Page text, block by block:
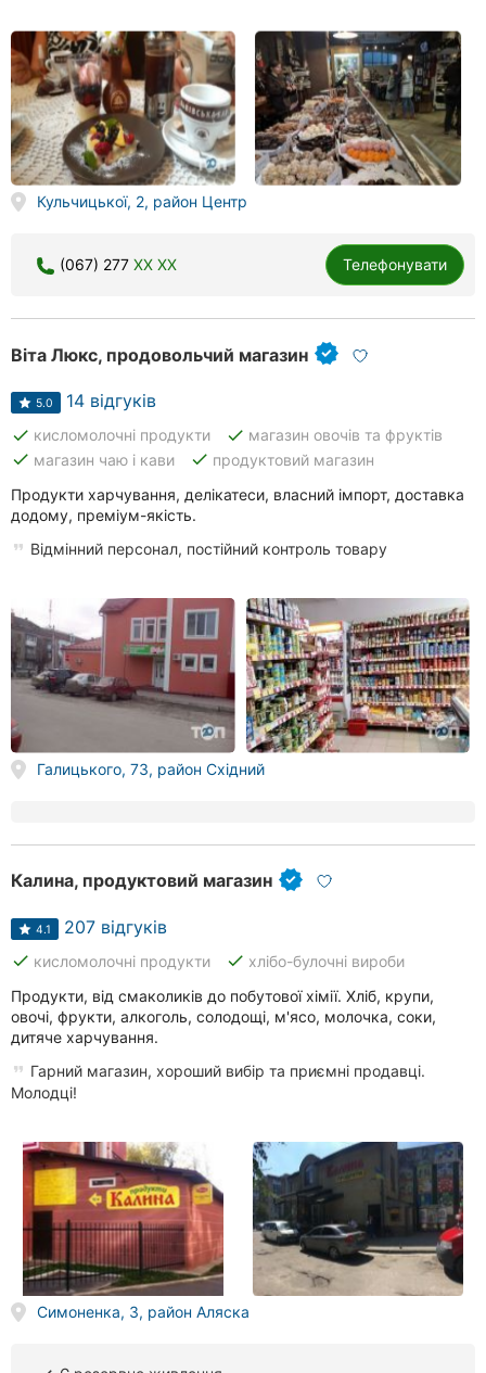
Кульчицької, 2, район Центр
(067) 277 XX XX Телефонувати
Віта Люкс, продовольчий магазин
5.0 14 відгуків
done кисломолочні продукти done магазин овочів та фруктів
done магазин чаю і кави done продуктовий магазин
Продукти харчування, делікатеси, власний імпорт, доставка
додому, преміум-якість.
Відмінний персонал, постійний контроль товару
Галицького, 73, район Східний
Калина, продуктовий магазин
4.1 207 відгуків
done кисломолочні продукти done хлібо-булочні вироби
Продукти, від смаколиків до побутової хімії. Хліб, крупи,
овочі, фрукти, алкоголь, солодощі, м'ясо, молочка, соки,
дитяче харчування.
Гарний магазин, хороший вибір та приємні продавці.
Молодці!
Симоненка, 3, район Аляска